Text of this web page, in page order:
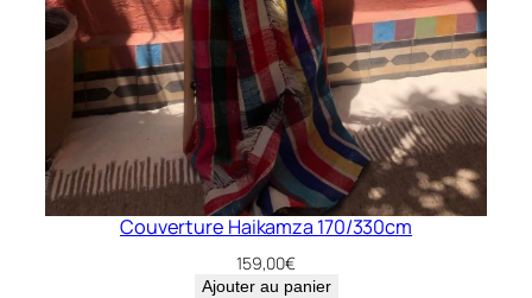
Couverture Haikamza 170/330cm
159,00€
Ajouter au panier